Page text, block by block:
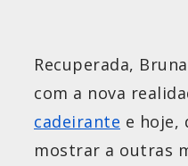
Recuperada,
com a nova
cadeirante e hoje,
mostrar a outras